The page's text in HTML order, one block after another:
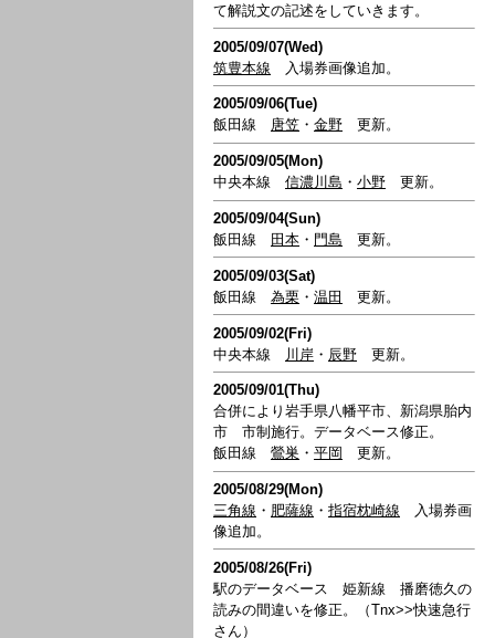
て解説文の記述をしていきます。
2005/09/07(Wed)
筑豊本線 入場券画像追加。
2005/09/06(Tue)
飯田線 唐笠 ・ 金野 更新。
2005/09/05(Mon)
中央本線 信濃川島 ・ 小野 更新。
2005/09/04(Sun)
飯田線
田本 ・ 門島 更新。
2005/09/03(Sat)
飯田線 為栗 ・ 温田 更新。
2005/09/02(Fri)
中央本線
川岸 ・ 辰野 更新。
2005/09/01(Thu)
合併により岩手県八幡平市、新潟県胎内
市 市制施行。データベース修正。
飯田線 鶯巣 ・ 平岡 更新。
2005/08/29(Mon)
三角線 ・ 肥薩線 ・ 指宿枕崎線 入場券画
像追加。
2005/08/26(Fri)
駅のデータベース 姫新線 播磨徳久の
読みの間違いを修正。（Tnx>>快速急行
さん）